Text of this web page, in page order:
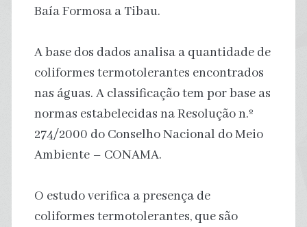
Baía Formosa a Tibau.
A base dos dados analisa a quantidade de
coliformes termotolerantes encontrados
nas águas. A classificação tem por base as
normas estabelecidas na Resolução n.º
274/2000 do Conselho Nacional do Meio
Ambiente – CONAMA.
O estudo verifica a presença de
coliformes termotolerantes, que são